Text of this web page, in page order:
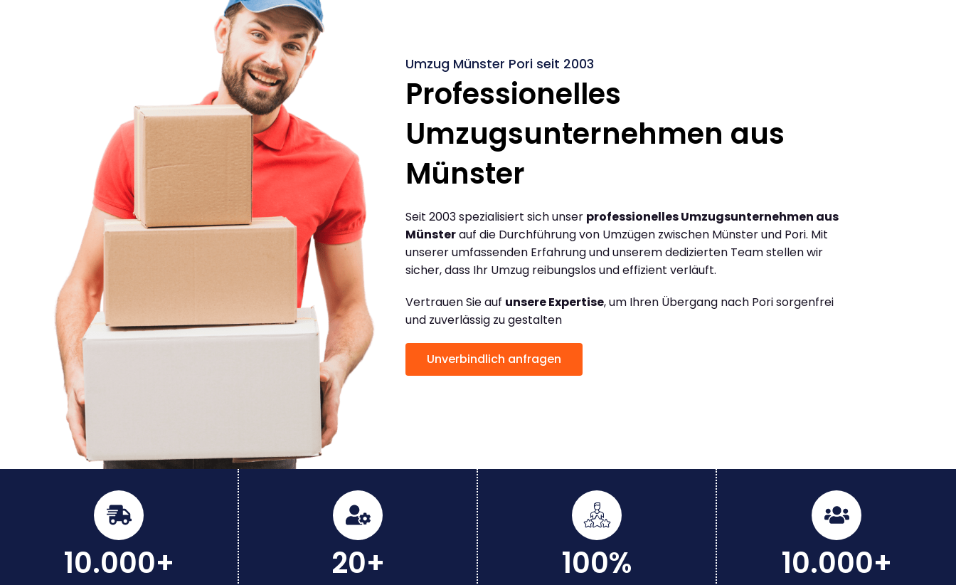
Umzug Münster Pori seit 2003
Professionelles
Umzugsunternehmen aus
Münster
Seit 2003 spezialisiert sich unser professionelles Umzugsunternehmen aus
Münsterauf die Durchführung von Umzügen zwischen Münster und Pori. Mit
unserer umfassenden Erfahrung und unserem dedizierten Team stellen wir
sicher, dass Ihr Umzug reibungslos und effizient verläuft.
Vertrauen Sie auf unsere Expertise, um Ihren Übergang nach Pori sorgenfrei
und zuverlässig zu gestalten
Unverbindlich anfragen
10.000+ 20+ 100% 10.000+